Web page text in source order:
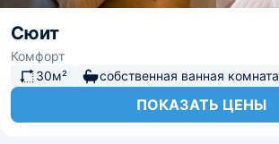
Сюит
Комфорт
30м²
собственная ванная комната
ПОКАЗАТЬ ЦЕНЫ